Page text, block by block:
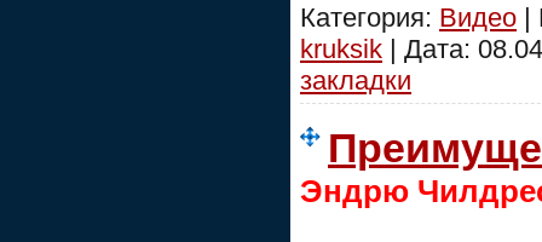
Категория: Видео |
kruksik | Дата:
закладки
Эндрю